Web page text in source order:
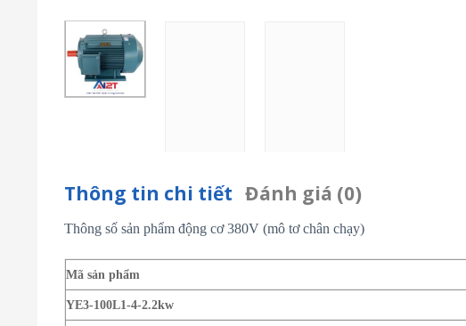
Thông tin chi tiết Đánh giá (0)
Thông số sản phẩm động cơ 380V (mô tơ chân chạy)
Mã sản phẩm
YE3-100L1-4-2.2kw